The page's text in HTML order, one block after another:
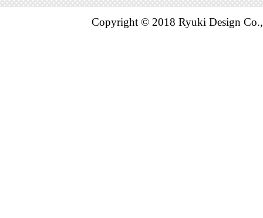
Copyright © 2018 Ryuki Design